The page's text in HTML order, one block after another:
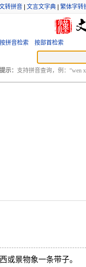
转拼音 文言文字典 繁体字转
按拼音检索 按部首检索
提示： 支持拼音查询，例：“wen
或景物象一条带子。